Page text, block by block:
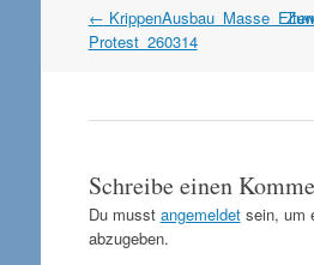
Artikel
Navigation
←
Protest_260314
Schreibe einen
Du musst angemeldetsein, um
abzugeben.